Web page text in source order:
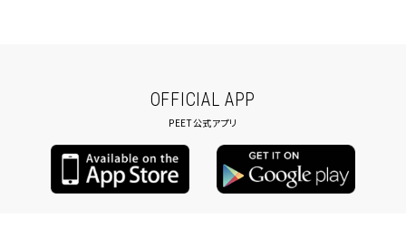
OFFICIAL APP
PEET公式アプリ